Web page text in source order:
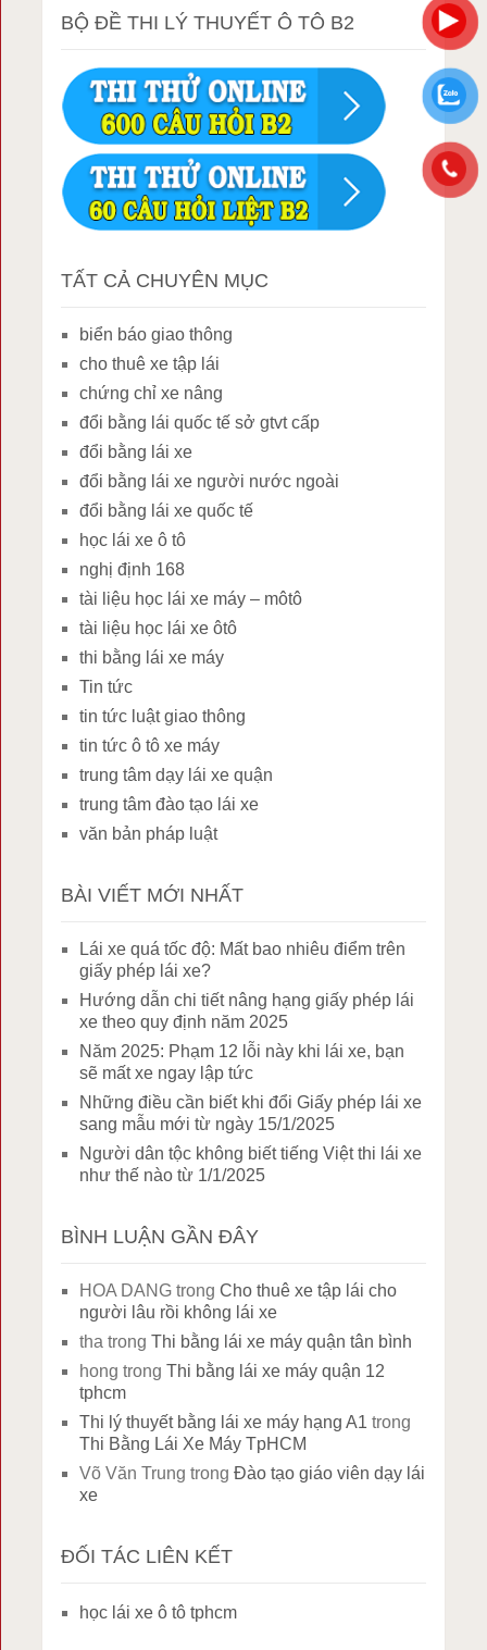
BỘ ĐỀ THI LÝ THUYẾT Ô TÔ B2
TẤT CẢ CHUYÊN MỤC
biển báo giao thông
cho thuê xe tập lái
chứng chỉ xe nâng
đổi bằng lái quốc tế sở gtvt cấp
đổi bằng lái xe
đổi bằng lái xe người nước ngoài
đổi bằng lái xe quốc tế
học lái xe ô tô
nghị định 168
tài liệu học lái xe máy – môtô
tài liệu học lái xe ôtô
thi bằng lái xe máy
Tin tức
tin tức luật giao thông
tin tức ô tô xe máy
trung tâm dạy lái xe quận
trung tâm đào tạo lái xe
văn bản pháp luật
BÀI VIẾT MỚI NHẤT
Lái xe quá tốc độ: Mất bao nhiêu điểm trên
giấy phép lái xe?
Hướng dẫn chi tiết nâng hạng giấy phép lái
xe theo quy định năm 2025
Năm 2025: Phạm 12 lỗi này khi lái xe, bạn
sẽ mất xe ngay lập tức
Những điều cần biết khi đổi Giấy phép lái xe
sang mẫu mới từ ngày 15/1/2025
Người dân tộc không biết tiếng Việt thi lái xe
như thế nào từ 1/1/2025
BÌNH LUẬN GẦN ĐÂY
HOA DANG trongCho thuê xe tập lái cho
người lâu rồi không lái xe
tha trongThi bằng lái xe máy quận tân bình
hong trongThi bằng lái xe máy quận 12
tphcm
Thi lý thuyết bằng lái xe máy hạng A1 trong
Thi Bằng Lái Xe Máy TpHCM
Võ Văn Trung trongĐào tạo giáo viên dạy lái
xe
ĐỐI TÁC LIÊN KẾT
học lái xe ô tô tphcm